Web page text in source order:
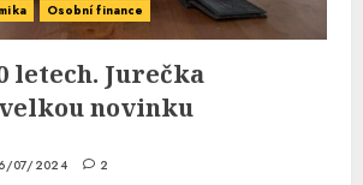
Osobní finance
letech. Jurečka
novinku
07/2024 2